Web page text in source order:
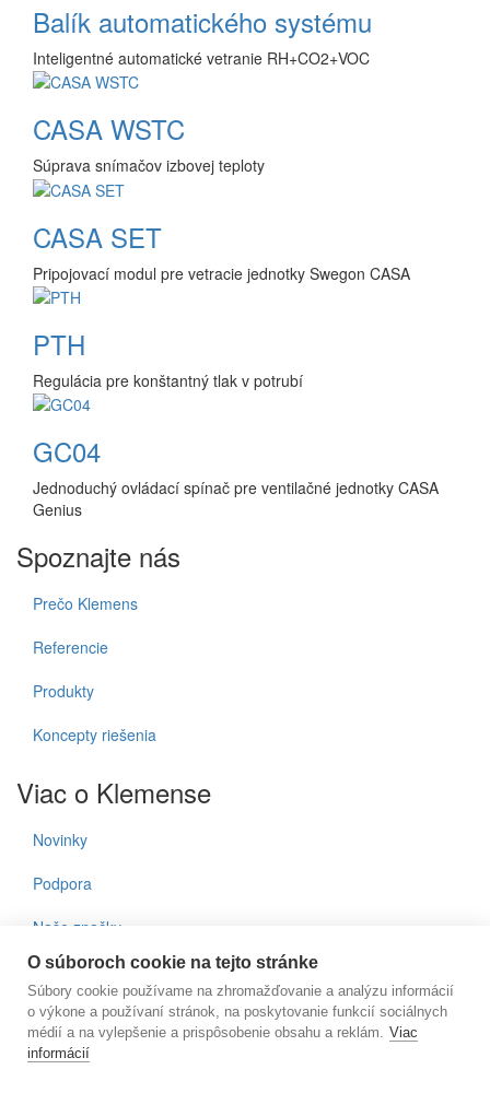
Balík automatického systému
Inteligentné automatické vetranie RH+CO2+VOC
CASA WSTC
Súprava snímačov izbovej teploty
CASA SET
Pripojovací modul pre vetracie jednotky Swegon CASA
PTH
Regulácia pre konštantný tlak v potrubí
GC04
Jednoduchý ovládací spínač pre ventilačné jednotky CASA
Genius
Spoznajte nás
Prečo Klemens
Referencie
Produkty
Koncepty riešenia
Viac o Klemense
Novinky
Podpora
Naše značky
Kontakty
Prihlásenie do noviniek
E-mail
O súboroch cookie na tejto stránke
Súbory cookie používame na zhromažďovanie a analýzu informácií
o výkone a používaní stránok, na poskytovanie funkcií sociálnych
médií a na vylepšenie a prispôsobenie obsahu a reklám. Viac
informácií